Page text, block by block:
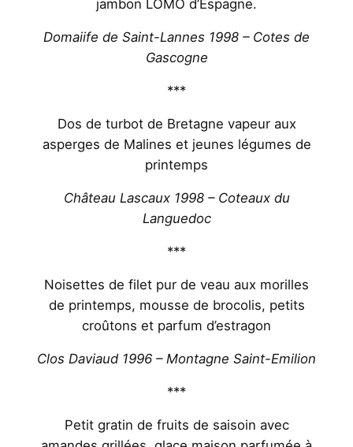
jambon LOMO d’Espagne.
Domaiife de Saint-Lannes 1998 – Cotes de
Gascogne
***
Dos de turbot de Bretagne vapeur aux
asperges de Malines et jeunes légumes de
printemps
Château Lascaux 1998 – Coteaux du
Languedoc
***
Noisettes de filet pur de veau aux morilles
de printemps, mousse de brocolis, petits
croûtons et parfum d’estragon
Clos Daviaud 1996 – Montagne Saint-Emilion
***
Petit gratin de fruits de saisoin avec